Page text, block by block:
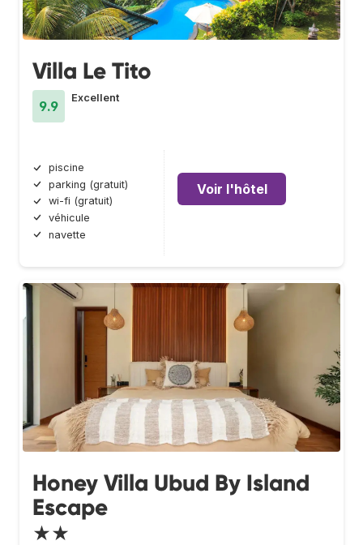
Villa Le Tito
9.9
Excellent
piscine
parking (gratuit)
wi-fi (gratuit)
véhicule
navette
Voir l'hôtel
Honey Villa Ubud By Island
Escape
★★